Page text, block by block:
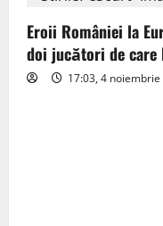
Eroii României la
doi jucători de care
17:03, 4